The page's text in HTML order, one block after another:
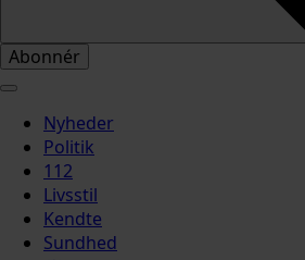
Abonnér
Nyheder
Politik
112
Livsstil
Kendte
Sundhed